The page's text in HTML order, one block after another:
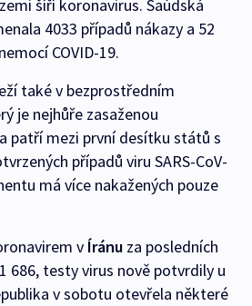
šíří koronavirus. Saúdská
4033 případů nákazy a 52
COVID-19.
také v bezprostředním
je nejhůře zasaženou
patří mezi první desítku států s
případů viru SARS-CoV-
má více nakažených pouze
v Íránu za posledních
686, testy virus nově potvrdily u
v sobotu otevřela některé